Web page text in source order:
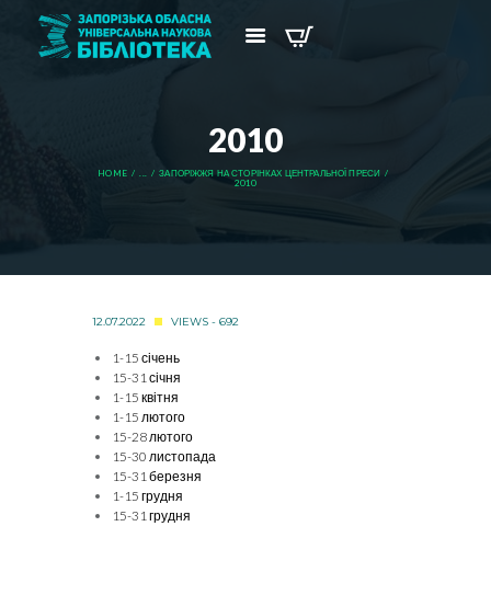
2010
HOME ...
ЗАПОРІЖЖЯ НА СТОРІНКАХ ЦЕНТРАЛЬНОЇ ПРЕСИ
2010
12.07.2022 VIEWS - 692
1-15 січень
15-31 січня
1-15 квітня
1-15 лютого
15-28 лютого
15-30 листопада
15-31 березня
1-15 грудня
15-31 грудня